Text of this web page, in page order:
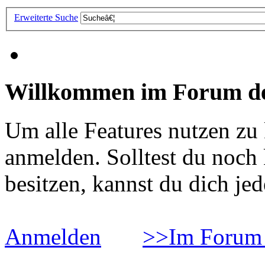
Erweiterte Suche
Willkommen im Forum
Um alle Features nutzen
anmelden. Solltest du
besitzen, kannst du dich
Anmelden >>Im